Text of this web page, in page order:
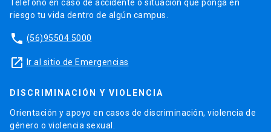
Teléfono en caso de accidente o situación que ponga en
riesgo tu vida dentro de algún campus.
phone (56)95504 5000
launch Ir al sitio de Emergencias
DISCRIMINACIÓN Y VIOLENCIA
Orientación y apoyo en casos de discriminación, violencia de
género o violencia sexual.